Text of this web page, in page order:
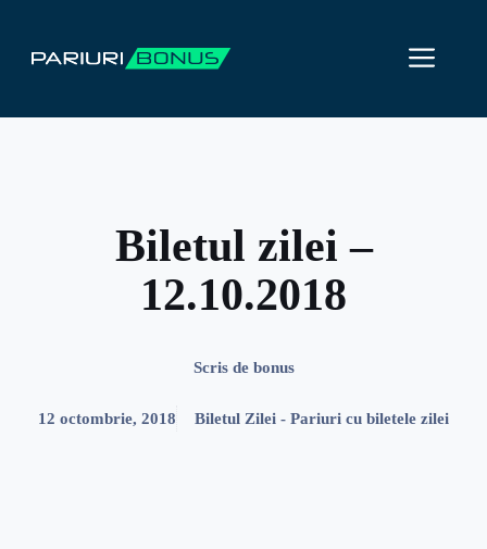
conținut
Biletul zilei –
12.10.2018
Scris de bonus
12 octombrie, 2018 Biletul Zilei - Pariuri cu biletele zilei